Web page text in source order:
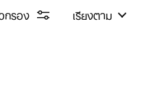
รอง เรียงตาม